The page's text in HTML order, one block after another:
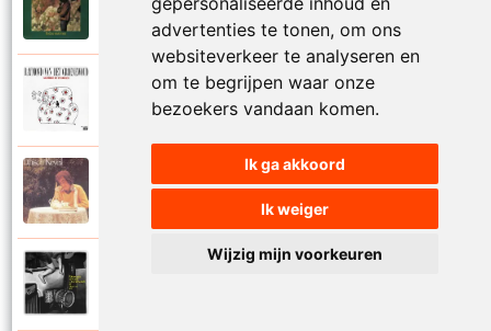
advertenties te tonen, om ons
websiteverkeer te analyseren en
om te begrijpen waar onze
bezoekers vandaan komen.
Ik ga akkoord
Ik weiger
Wijzig mijn voorkeuren
Mijn schoolgaande jeugd
Raymond Van Het Groenewoud
Mijnheer de postbode
Raymond Van Het Groenewoud